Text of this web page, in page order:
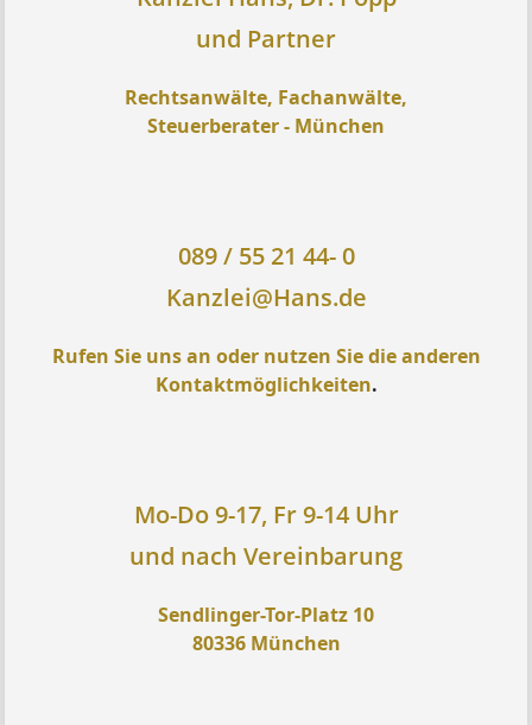
und Partner
Rechtsanwälte, Fachanwälte,
Steuerberater - München
089 / 55 21 44- 0
Kanzlei@Hans.de
Rufen Sie uns an oder nutzen Sie die anderen
Kontaktmöglichkeiten.
Mo-Do 9-17, Fr 9-14 Uhr
und nach Vereinbarung
Sendlinger-Tor-Platz 10
80336 München